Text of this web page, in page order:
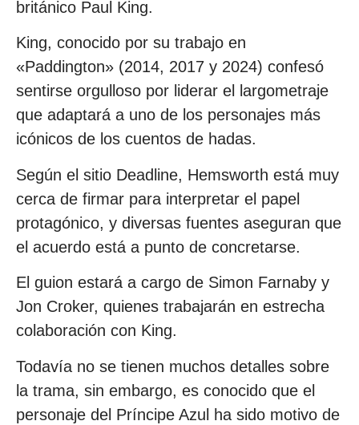
británico Paul King.
King, conocido por su trabajo en
«Paddington» (2014, 2017 y 2024) confesó
sentirse orgulloso por liderar el largometraje
que adaptará a uno de los personajes más
icónicos de los cuentos de hadas.
Según el sitio Deadline, Hemsworth está muy
cerca de firmar para interpretar el papel
protagónico, y diversas fuentes aseguran que
el acuerdo está a punto de concretarse.
El guion estará a cargo de Simon Farnaby y
Jon Croker, quienes trabajarán en estrecha
colaboración con King.
Todavía no se tienen muchos detalles sobre
la trama, sin embargo, es conocido que el
personaje del Príncipe Azul ha sido motivo de